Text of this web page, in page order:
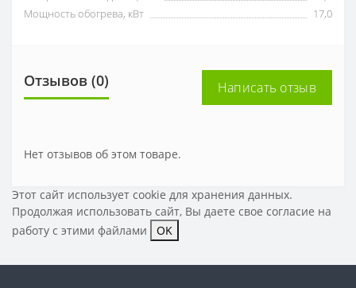
Мощность обогрева, кВт
17,0
Отзывов (0) Написать отзыв
Нет отзывов об этом товаре.
Этот сайт использует cookie для хранения данных.
Продолжая использовать сайт, Вы даете свое согласие на
работу с этими файлами
OK